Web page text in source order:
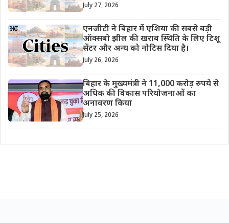
July 27, 2026
एनजीटी ने बिहार में एशिया की सबसे बड़ी
ऑक्सबो झील की खराब स्थिति के लिए टिशू
सेंटर और अन्य को नोटिस दिया है।
July 26, 2026
बिहार के मुख्यमंत्री ने 11,000 करोड़ रुपये से
अधिक की विकास परियोजनाओं का
अनावरण किया
July 25, 2026